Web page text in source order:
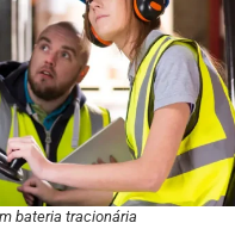
bateria tracionária